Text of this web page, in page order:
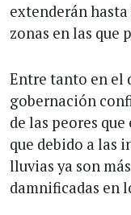
extenderán
zonas en las que
Entre tanto en el
gobernación
de las peores
que debido a las
lluvias ya son
damnificadas en